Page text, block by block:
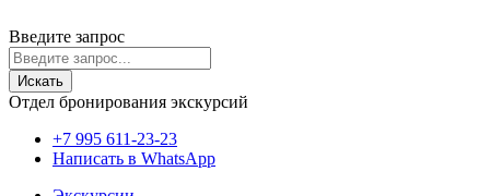
Введите запрос
Искать
Отдел бронирования экскурсий
+7 995 611-23-23
Написать в WhatsApp